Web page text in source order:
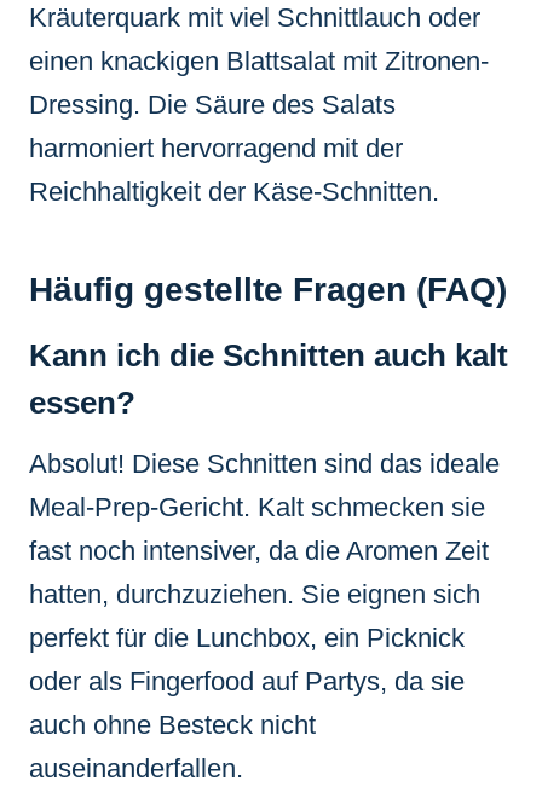
Kräuterquark mit viel Schnittlauch oder
einen knackigen Blattsalat mit Zitronen-
Dressing. Die Säure des Salats
harmoniert hervorragend mit der
Reichhaltigkeit der Käse-Schnitten.
Häufig gestellte Fragen (FAQ)
Kann ich die Schnitten auch kalt
essen?
Absolut! Diese Schnitten sind das ideale
Meal-Prep-Gericht. Kalt schmecken sie
fast noch intensiver, da die Aromen Zeit
hatten, durchzuziehen. Sie eignen sich
perfekt für die Lunchbox, ein Picknick
oder als Fingerfood auf Partys, da sie
auch ohne Besteck nicht
auseinanderfallen.